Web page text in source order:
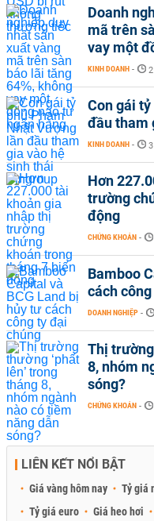
Doanh
mã trên
vay một
KINH DOANH -
Con gái
đầu tham
KINH DOANH -
Hơn
trường
động
CHỨNG KHOÁN -
Bamboo
cách
DOANH NGHIỆP -
Thị
8, nhóm
sóng?
CHỨNG KHOÁN -
LIÊN KẾT NỔI BẬT
Giá vàng hôm nay Tỷ giá
Tỷ giá euro
Giá heo hơi